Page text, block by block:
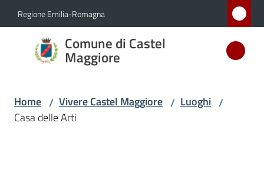
Vai al contenuto
Vai alla navigazione
Vai al footer
Regione Emilia-Romagna
Comune di Castel
Maggiore
Comune
di Castel
D'ARGENTO
AL MERITO
Home / Vivere Castel Maggiore / Luoghi /
Casa delle Arti